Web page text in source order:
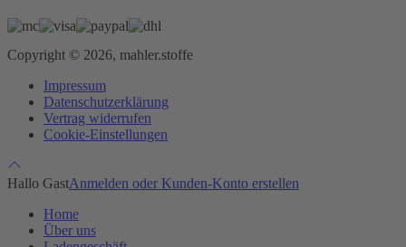
Copyright © 2026, mahler.stoffe
Impressum
Datenschutzerklärung
Vertrag widerrufen
Cookie-Einstellungen
Hallo GastAnmelden oder Kunden-Konto erstellen
Home
Über uns